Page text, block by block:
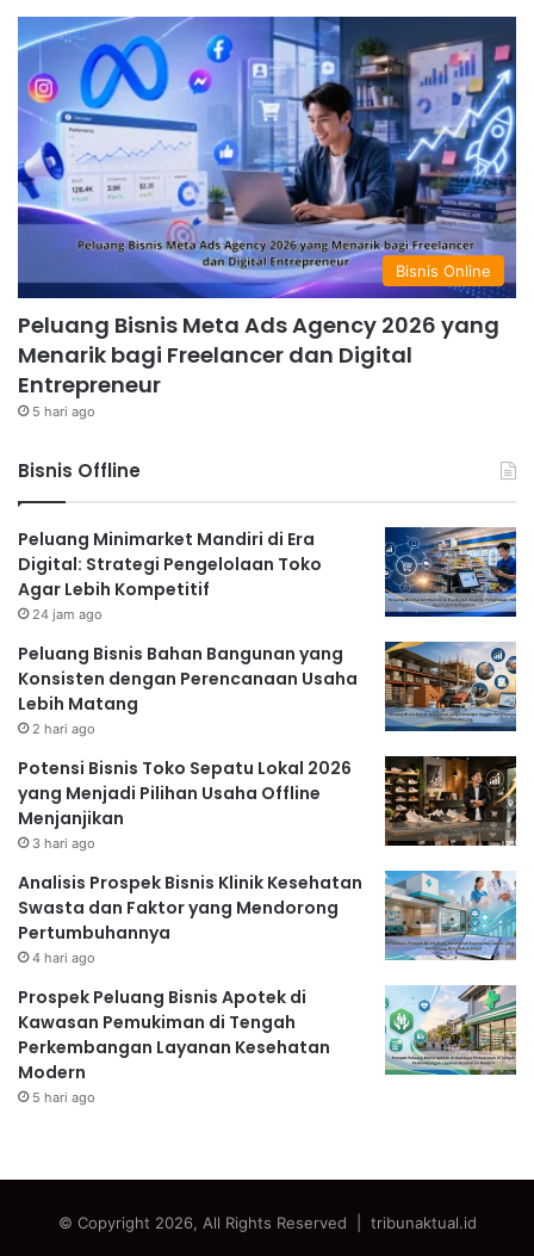
Bisnis Online
Peluang Bisnis Meta Ads Agency 2026 yang
Menarik bagi Freelancer dan Digital
Entrepreneur
5 hari ago
Bisnis Offline
Peluang Minimarket Mandiri di Era
Digital: Strategi Pengelolaan Toko
Agar Lebih Kompetitif
24 jam ago
Peluang Bisnis Bahan Bangunan yang
Konsisten dengan Perencanaan Usaha
Lebih Matang
2 hari ago
Potensi Bisnis Toko Sepatu Lokal 2026
yang Menjadi Pilihan Usaha Offline
Menjanjikan
3 hari ago
Analisis Prospek Bisnis Klinik Kesehatan
Swasta dan Faktor yang Mendorong
Pertumbuhannya
4 hari ago
Prospek Peluang Bisnis Apotek di
Kawasan Pemukiman di Tengah
Perkembangan Layanan Kesehatan
Modern
5 hari ago
© Copyright 2026, All Rights Reserved | tribunaktual.id